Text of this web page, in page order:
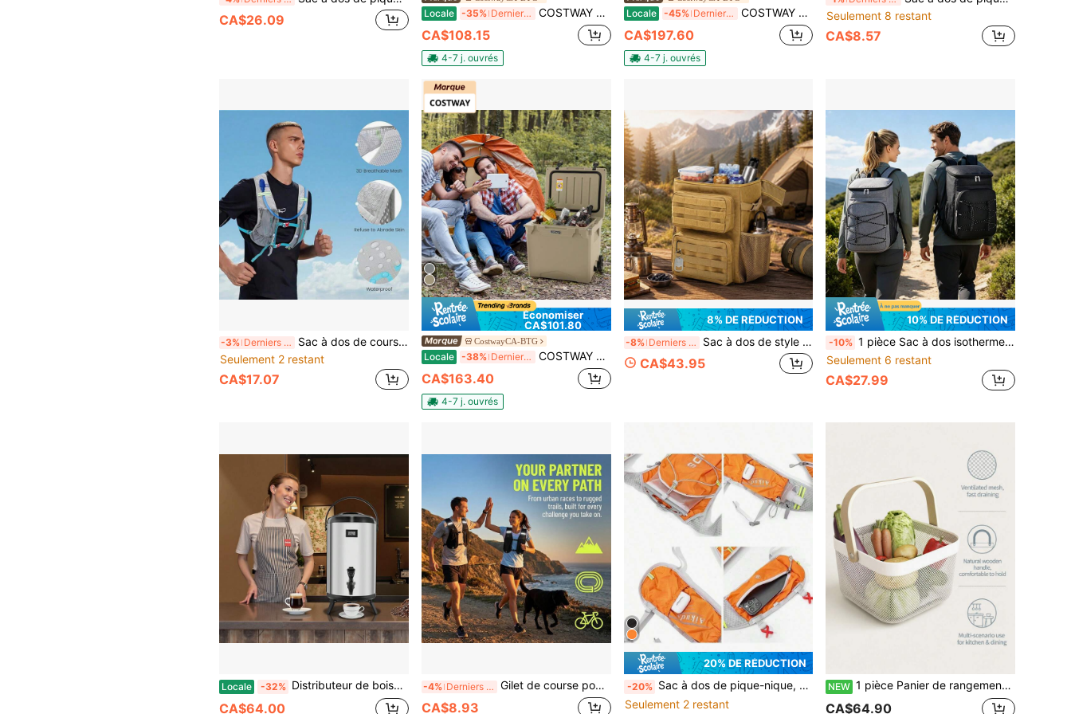
CA$26.09 Locale -35% Derniers 3 jours COSTWAY 25 QT Glacière portable moulée par rotation Boîte à glace isolée pour 5-7 jours Charbon de bois/Tan
CA$108.15
4-7 j. ouvrés
Locale -45% Derniers 3 jours COSTWAY Boîte isotherme pour plats à chargement par le bas, capacité de 5 plats, chaude et froide, avec poignées
CA$197.60
4-7 j. ouvrés
Seulement 8 restant
CA$8.57
-3% Derniers 3 jours
Sac à dos de course, gilet d'hydratation Camel, sac à dos d'hydratation pour festival pour femmes, hommes, sac d'hydratation pour sports nautiques, extérieur, course, camping, randonnée, festivals, raves
Seulement 2 restant
CA$17.07
Économiser
CA$101.80
CostwayCA-BTG
Locale -38% Derniers 3 jours COSTWAY 42 Qt Glacière portable moulée par rotation Coffre à glace isolé 5-7 jours avec roues Poignée Charbon/Tan
CA$163.40
4-7 j. ouvrés
8% DE RÉDUCTION
-8% Derniers 2 jours Sac à dos de style tactique isolé pour l'extérieur, matériau en tissu Oxford 900D résistant à l'usure, sac de rangement de grande capacité pour les voyages, sac à dos de camping & de randonnée
CA$43.95
10% DE RÉDUCTION
-10% 1 pièce Sac à dos isotherme de grande capacité simple et élégant pour le camping en plein air, le pique-nique et la randonnée
Seulement 6 restant
CA$27.99
Locale -32% Distributeur de boissons isotherme, 12 L (3,2 gal) en acier inoxydable avec robinet et affichage de la température, convient aux boissons chaudes et froides, pour le thé, le café et l'eau dans les cafés et restaurants, argent
CA$64.00
-4% Derniers 2 jours Gilet de course pour femmes et hommes, sac à dos d'hydratation léger et respirant noir avec sangles de poitrine réglables, sac à dos de course réfléchissant pour téléphone, course, cyclisme, randonnée, trail
CA$8.93
20% DE RÉDUCTION
-20% Sac à dos de pique-nique, sac à dos de vélo, sac à dos de cyclisme respirant, sac à dos de vélo mini ultra-léger 10L, sacs de sport cadeau pour la fitness, la course, la randonnée, le ski, le trekking
Seulement 2 restant
NEW 1 pièce Panier de rangement en maille métallique avec poignée en bois, panier à fruits empilable pour pique-nique en plein air, panier de rangement portable pour camping et cuisine
CA$64.90